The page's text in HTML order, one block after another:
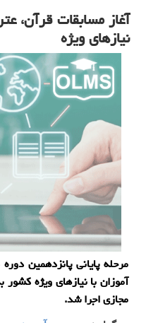
آغاز مسابقات قرآن،
نیازهای ویژه
مرحله پایانی پانزدهمین
آموزان با نیازهای ویژه
مجازی اجرا شد.